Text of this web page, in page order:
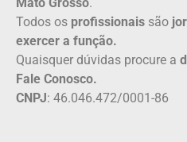
Todos os profissionais são
exercer a função.
Quaisquer dúvidas procure a
Fale Conosco.
CNPJ: 46.046.472/0001-86